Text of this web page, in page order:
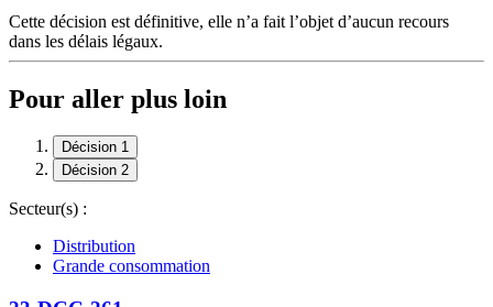
Cette décision est définitive, elle n’a fait l’objet d’aucun recours
dans les délais légaux.
Pour aller plus loin
Décision 1
Décision 2
Secteur(s) :
Distribution
Grande consommation